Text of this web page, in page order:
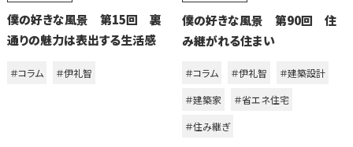
僕の好きな風景 第15回 裏
通りの魅力は表出する生活感
＃コラム ＃伊礼智
僕の好きな風景 第90回 住
み継がれる住まい
＃コラム ＃伊礼智
＃建築設計
＃建築家
＃省エネ住宅
＃住み継ぎ